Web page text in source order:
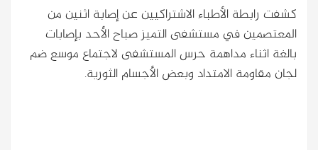
كشفت رابطة الأطباء الاشتراكيين عن إصابة اثنين من
المعتصمين في مستشفى التميز صباح الأحد بإصابات
بالغة اثناء مداهمة حرس المستشفى لاجتماع موسع ضم
لجان مقاومة الامتداد وبعض الأجسام الثورية.